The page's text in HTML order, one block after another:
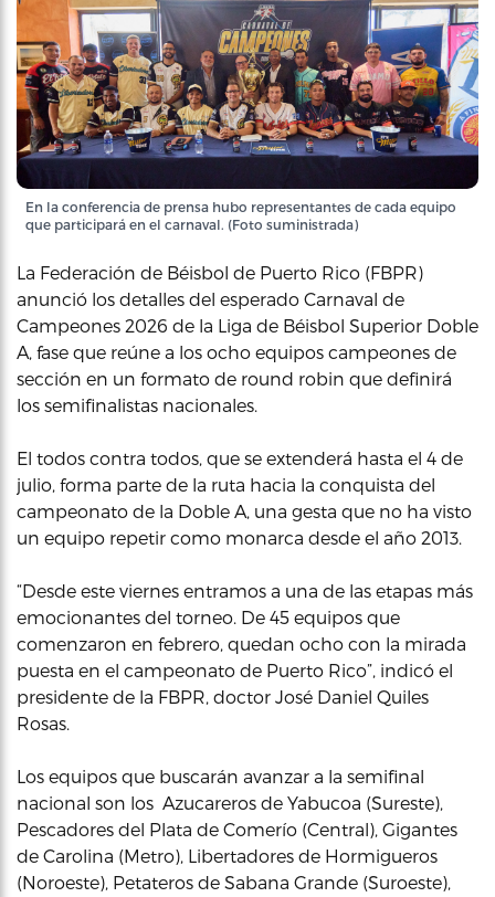
En la conferencia de prensa hubo representantes de cada equipo
que participará en el carnaval. (Foto suministrada)
La Federación de Béisbol de Puerto Rico (FBPR)
anunció los detalles del esperado Carnaval de
Campeones 2026 de la Liga de Béisbol Superior Doble
A, fase que reúne a los ocho equipos campeones de
sección en un formato de round robin que definirá
los semifinalistas nacionales.
El todos contra todos, que se extenderá hasta el 4 de
julio, forma parte de la ruta hacia la conquista del
campeonato de la Doble A, una gesta que no ha visto
un equipo repetir como monarca desde el año 2013.
“Desde este viernes entramos a una de las etapas más
emocionantes del torneo. De 45 equipos que
comenzaron en febrero, quedan ocho con la mirada
puesta en el campeonato de Puerto Rico”, indicó el
presidente de la FBPR, doctor José Daniel Quiles
Rosas.
Los equipos que buscarán avanzar a la semifinal
nacional son los Azucareros de Yabucoa (Sureste),
Pescadores del Plata de Comerío (Central), Gigantes
de Carolina (Metro), Libertadores de Hormigueros
(Noroeste), Petateros de Sabana Grande (Suroeste),